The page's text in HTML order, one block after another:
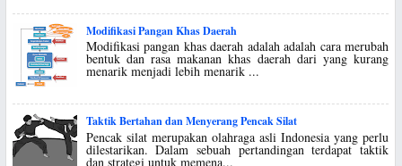
Modifikasi Pangan Khas Daerah
Modifikasi pangan khas daerah adalah adalah cara merubah
bentuk dan rasa makanan khas daerah dari yang kurang
menarik menjadi lebih menarik ...
Taktik Bertahan dan Menyerang Pencak Silat
Pencak silat merupakan olahraga asli Indonesia yang perlu
dilestarikan. Dalam sebuah pertandingan terdapat taktik
dan strategi untuk memena...